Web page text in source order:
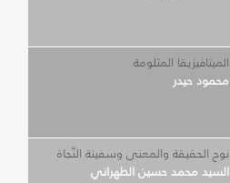
الميتافيزيقا المثلومة
محمود حيدر
نوح الحقيقة والمعنى وسفينة النّجاة
السيد محمد حسين الطهراني